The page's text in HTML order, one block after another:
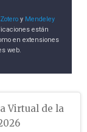
Zoteroy Mendeley
están
en extensiones
web.
Virtual de la